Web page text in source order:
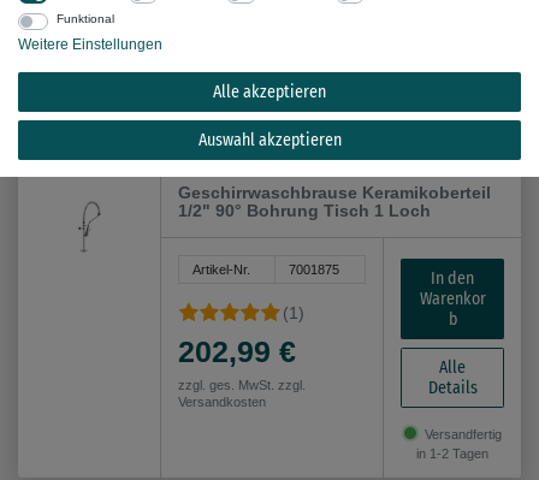
Alle Filteroptionen anzeigen (18)
Geschirrwaschbrause Keramikoberteil
1/2" 90° Bohrung Tisch 1 Loch
Artikel-Nr. 7001875
(1)
202,99 €
zzgl. ges. MwSt. zzgl.
Versandkosten
In den
Warenkor
b
Alle
Details
Versandfertig
in 1-2 Tagen
Funktional
Weitere Einstellungen
Alle akzeptieren
Auswahl akzeptieren